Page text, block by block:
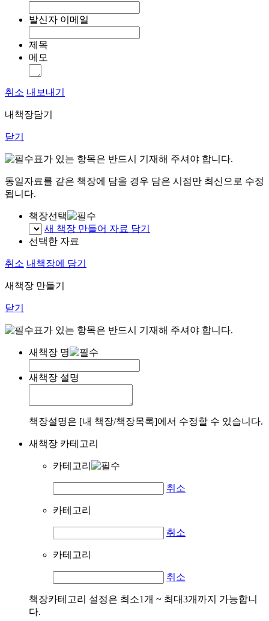
발신자 이메일
제목
메모
취소 내보내기
내책장담기
닫기
표가 있는 항목은 반드시 기재해 주셔야 합니다.
동일자료를 같은 책장에 담을 경우 담은 시점만 최신으로 수정
됩니다.
책장선택
새 책장 만들어 자료 담기
선택한 자료
취소 내책장에 담기
새책장 만들기
닫기
표가 있는 항목은 반드시 기재해 주셔야 합니다.
새책장 명
새책장 설명
책장설명은 [내 책장/책장목록]에서 수정할 수 있습니다.
새책장 카테고리
카테고리
취소
카테고리
취소
카테고리
취소
책장카테고리 설정은 최소1개 ~ 최대3개까지 가능합니
다.